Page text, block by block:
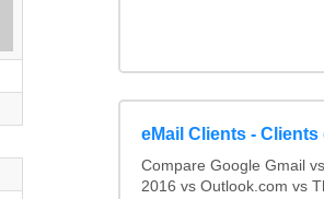
eMail Clients -
Compare Google Gmail
2016 vs Outlook.com vs